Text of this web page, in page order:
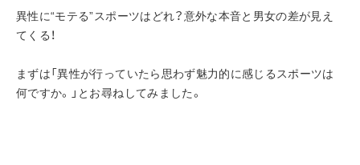
異性に“モテる”スポーツはどれ？意外な本音と男女の差が見え
てくる！
まずは「異性が行っていたら思わず魅力的に感じるスポーツは
何ですか。」とお尋ねしてみました。